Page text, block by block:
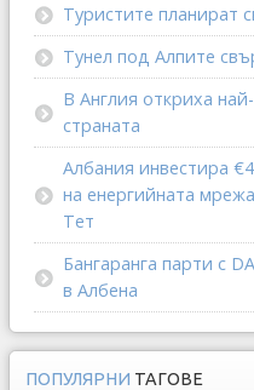
Туристите планират
Тунел под Алпите
В Англия откриха
страната
Албания инвестира
на енергийната
Тет
Бангаранга парти с
в Албена
ПОПУЛЯРНИ ТАГОВЕ